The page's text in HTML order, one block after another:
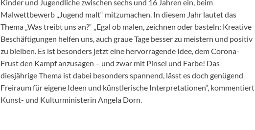
Kinder und Jugendliche zwischen sechs und 16 Jahren ein, beim
Malwettbewerb „Jugend malt“ mitzumachen. In diesem Jahr lautet das
Thema „Was treibt uns an?“ „Egal ob malen, zeichnen oder basteln: Kreative
Beschäftigungen helfen uns, auch graue Tage besser zu meistern und positiv
zu bleiben. Es ist besonders jetzt eine hervorragende Idee, dem Corona-
Frust den Kampf anzusagen – und zwar mit Pinsel und Farbe! Das
diesjährige Thema ist dabei besonders spannend, lässt es doch genügend
Freiraum für eigene Ideen und künstlerische Interpretationen“, kommentiert
Kunst- und Kulturministerin Angela Dorn.